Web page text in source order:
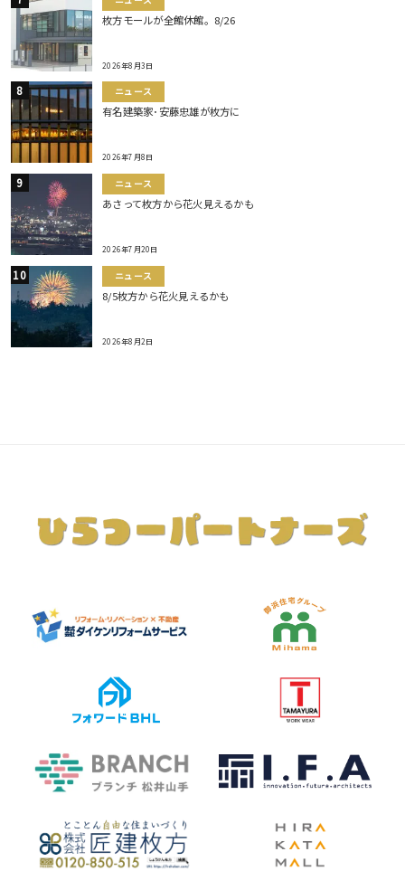
枚方モールが全館休館。8/26
2026年8月3日
ニュース
有名建築家･安藤忠雄が枚方に
2026年7月8日
ニュース
あさって枚方から花火見えるかも
2026年7月20日
ニュース
8/5枚方から花火見えるかも
2026年8月2日